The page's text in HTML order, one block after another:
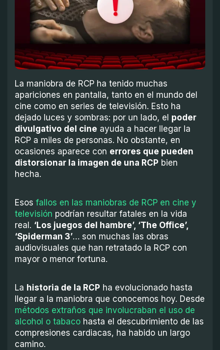
La maniobra de RCP ha tenido muchas
apariciones en pantalla, tanto en el mundo del
cine como en series de televisión. Esto ha
dejado luces y sombras: por un lado, el poder
divulgativo del cine ayuda a hacer llegar la
RCP a miles de personas. No obstante, en
ocasiones aparece con errores que pueden
distorsionar la imagen de una RCP bien
hecha.
Esos fallos en las maniobras de RCP en cine y
televisión podrían resultar fatales en la vida
real. ‘Los juegos del hambre’, ‘The Office’,
‘Spiderman 3’… son muchas las obras
audiovisuales que han retratado la RCP con
mayor o menor fortuna.
La historia de la RCP ha evolucionado hasta
llegar a la maniobra que conocemos hoy. Desde
métodos extraños que involucraban el uso de
alcohol o tabaco hasta el descubrimiento de las
compresiones cardiacas, ha habido un largo
camino.